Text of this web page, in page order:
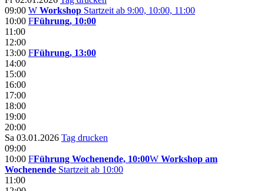
09:00 W Workshop Startzeit ab 9:00, 10:00, 11:00
10:00 FFührung, 10:00
11:00
12:00
13:00 FFührung, 13:00
14:00
15:00
16:00
17:00
18:00
19:00
20:00
Sa 03.01.2026 Tag drucken
09:00
10:00 FFührung Wochenende, 10:00W Workshop am
Wochenende Startzeit ab 10:00
11:00